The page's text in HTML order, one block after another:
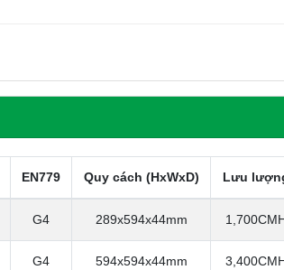
EN779 Quy cách (HxWxD) Lưu
G4 289x594x44mm
G4 594x594x44mm